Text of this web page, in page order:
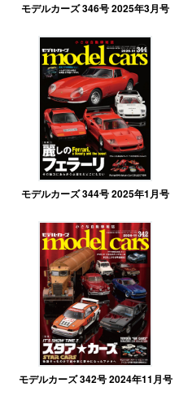
モデルカーズ 346号 2025年3月号
モデルカーズ 344号 2025年1月号
モデルカーズ 342号 2024年11月号